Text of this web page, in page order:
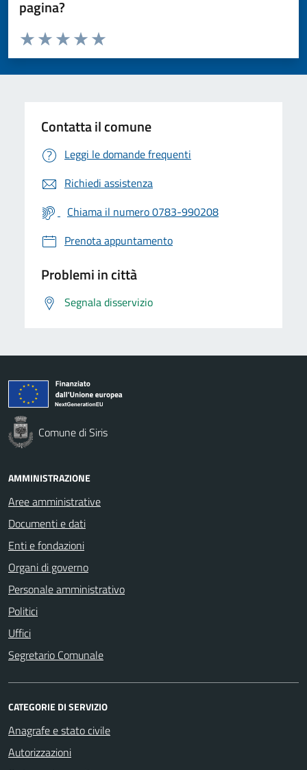
pagina?
Valuta da 1 a 5 stelle la pagina
Valuta 5 stelle su 5
Valuta 4 stelle su 5
Valuta 3 stelle su 5
Valuta 2 stelle su 5
Valuta 1 stelle su 5
Contatta il comune
Leggi le domande frequenti
Richiedi assistenza
Chiama il numero 0783-990208
Prenota appuntamento
Problemi in città
Segnala disservizio
Comune di Siris
AMMINISTRAZIONE
Aree amministrative
Documenti e dati
Enti e fondazioni
Organi di governo
Personale amministrativo
Politici
Uffici
Segretario Comunale
CATEGORIE DI SERVIZIO
Anagrafe e stato civile
Autorizzazioni